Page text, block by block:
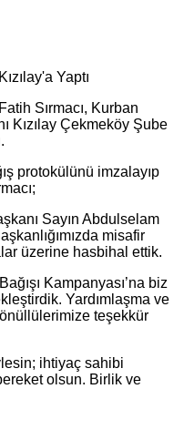
Yaptı
Sırmacı, Kurban
Kızılay Çekmeköy Şube
protokülünü imzalayıp
Sayın Abdulselam
misafir
üzerine hasbihal ettik.
Kampanyası’na biz
Yardımlaşma ve
teşekkür
ihtiyaç sahibi
olsun. Birlik ve